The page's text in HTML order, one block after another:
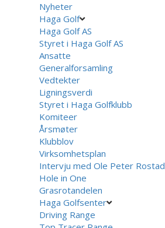
Nyheter
Haga Golf
Haga Golf AS
Styret i Haga Golf AS
Ansatte
Generalforsamling
Vedtekter
Ligningsverdi
Styret i Haga Golfklubb
Komiteer
Årsmøter
Klubblov
Virksomhetsplan
Intervju med Ole Peter Rostad
Hole in One
Grasrotandelen
Haga Golfsenter
Driving Range